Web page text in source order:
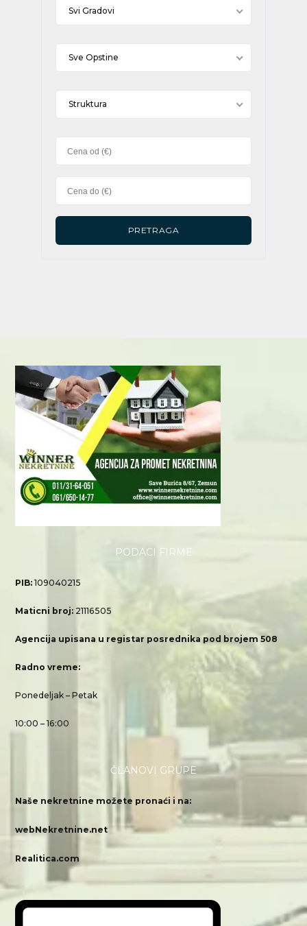
Svi Gradovi
Sve Opstine
Struktura
PODACI FIRME
PIB:109040215
Maticni broj: 21116505
Agencija upisana u registar posrednika pod brojem 508
Radno vreme:
Ponedeljak – Petak
10:00 – 16:00
ČLANOVI GRUPE
Naše nekretnine možete pronaći i na:
webNekretnine.net
Realitica.com